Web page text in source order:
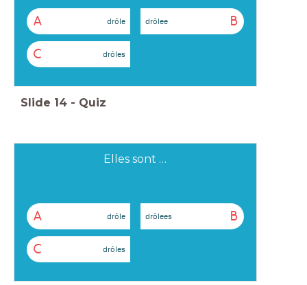
A drôle B
drôlee
C drôles
Slide 14 - Quiz
Elles sont …
A drôle B
drôlees
C drôles